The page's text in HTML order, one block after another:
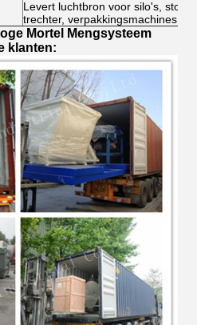
Levert luchtbron voor silo's,
trechter, verpakkingsmachines
Mortel Mengsysteem
klanten: